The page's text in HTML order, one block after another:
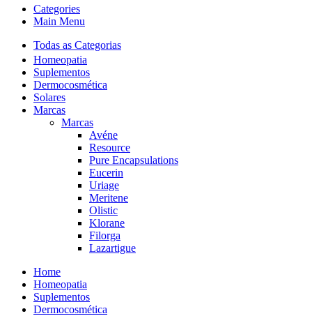
Categories
Main Menu
Todas as Categorias
Homeopatia
Suplementos
Dermocosmética
Solares
Marcas
Marcas
Avéne
Resource
Pure Encapsulations
Eucerin
Uriage
Meritene
Olistic
Klorane
Filorga
Lazartigue
Home
Homeopatia
Suplementos
Dermocosmética